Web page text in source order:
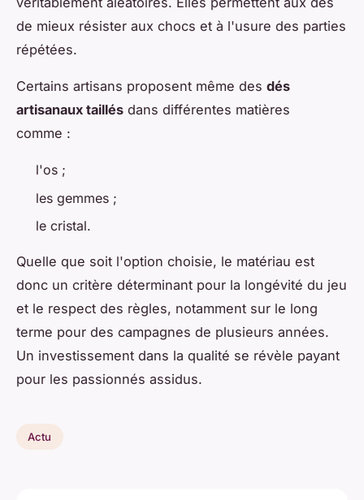
de mieux résister aux chocs et à l'usure des parties
répétées.
Certains artisans proposent même des dés
artisanaux taillés dans différentes matières
comme :
l'os ;
les gemmes ;
le cristal.
Quelle que soit l'option choisie, le matériau est
donc un critère déterminant pour la longévité du jeu
et le respect des règles, notamment sur le long
terme pour des campagnes de plusieurs années.
Un investissement dans la qualité se révèle payant
pour les passionnés assidus.
Actu